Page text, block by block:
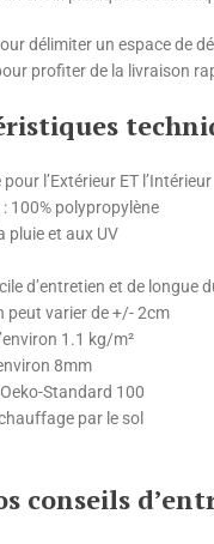
délimiter un espace de
profiter de la livraison
l’Extérieur ET l’Intérieur
100% polypropylène
pluie et aux UV
d’entretien et de longue
peut varier de +/- 2cm
1.1 kg/m²
8mm
Standard 100
par le sol
conseils